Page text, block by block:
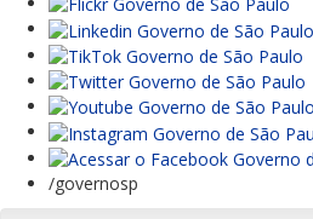
/governosp